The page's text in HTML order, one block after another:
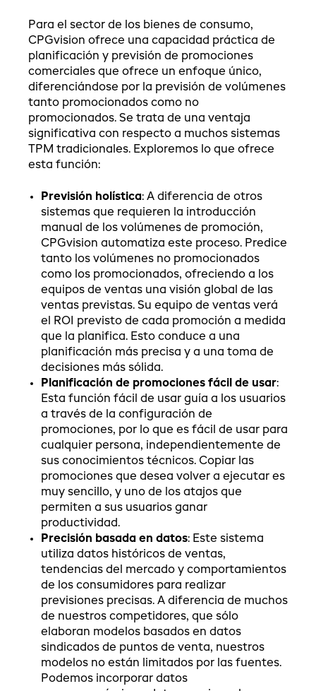
Para el sector de los bienes de consumo,
CPGvision ofrece una capacidad práctica de
planificación y previsión de promociones
comerciales que ofrece un enfoque único,
diferenciándose por la previsión de volúmenes
tanto promocionados como no
promocionados. Se trata de una ventaja
significativa con respecto a muchos sistemas
TPM tradicionales. Exploremos lo que ofrece
esta función:
Previsión holística: A diferencia de otros
sistemas que requieren la introducción
manual de los volúmenes de promoción,
CPGvision automatiza este proceso. Predice
tanto los volúmenes no promocionados
como los promocionados, ofreciendo a los
equipos de ventas una visión global de las
ventas previstas. Su equipo de ventas verá
el ROI previsto de cada promoción a medida
que la planifica. Esto conduce a una
planificación más precisa y a una toma de
decisiones más sólida.
Planificación de promociones fácil de usar:
Esta función fácil de usar guía a los usuarios
a través de la configuración de
promociones, por lo que es fácil de usar para
cualquier persona, independientemente de
sus conocimientos técnicos. Copiar las
promociones que desea volver a ejecutar es
muy sencillo, y uno de los atajos que
permiten a sus usuarios ganar
productividad.
Precisión basada en datos: Este sistema
utiliza datos históricos de ventas,
tendencias del mercado y comportamientos
de los consumidores para realizar
previsiones precisas. A diferencia de muchos
de nuestros competidores, que sólo
elaboran modelos basados en datos
sindicados de puntos de venta, nuestros
modelos no están limitados por las fuentes.
Podemos incorporar datos